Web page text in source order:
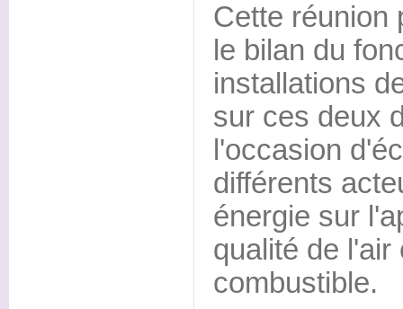
Cette réunion
le bilan du
installations
sur ces deux
l'occasion
différents
énergie sur
qualité de l'air
combustible.